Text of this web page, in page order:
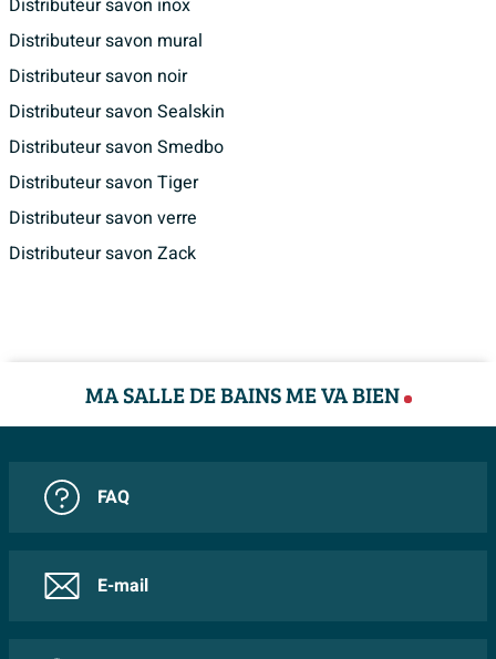
Distributeur savon inox
Distributeur savon mural
Distributeur savon noir
Distributeur savon Sealskin
Distributeur savon Smedbo
Distributeur savon Tiger
Distributeur savon verre
Distributeur savon Zack
MA SALLE DE BAINS ME VA BIEN
FAQ
E-mail